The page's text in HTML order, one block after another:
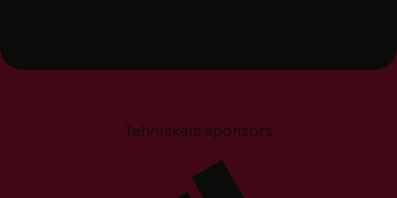
Tehniskais sponsors